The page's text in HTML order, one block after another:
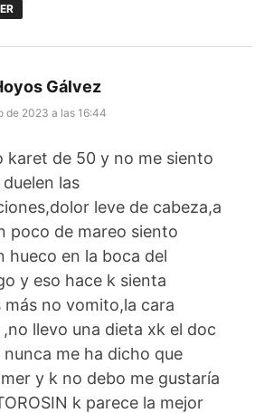
Gálvez
de 2023 a las 16:44
karet de 50 y no me siento
las
leve de cabeza,a
poco de mareo siento
hueco en la boca del
y eso hace k sienta
más no vomito,la cara
llevo una dieta xk el doc
nunca me ha dicho que
y k no debo me gustaría
k parece la mejor